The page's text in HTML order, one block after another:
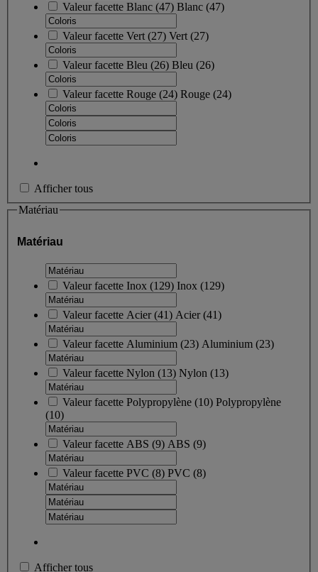
Valeur facette Blanc (47) Blanc (47)
Valeur facette Vert (27) Vert (27)
Valeur facette Bleu (26) Bleu (26)
Valeur facette Rouge (24) Rouge (24)
Afficher tous
Matériau
Matériau
Valeur facette Inox (129) Inox (129)
Valeur facette Acier(41) Acier(41)
Valeur facette Aluminium (23) Aluminium (23)
Valeur facette Nylon (13) Nylon (13)
Valeur facette Polypropylène (10) Polypropylène
(10)
Valeur facette ABS (9) ABS (9)
Valeur facette PVC (8) PVC (8)
Afficher tous